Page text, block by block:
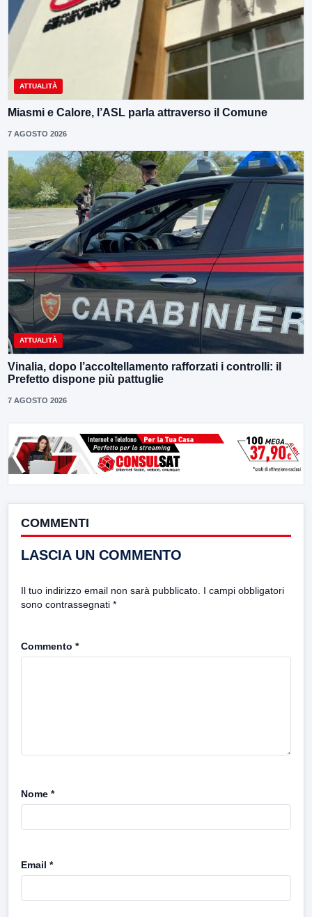
ATTUALITÀ
Miasmi e Calore, l’ASL parla attraverso il Comune
7 AGOSTO 2026
ATTUALITÀ
Vinalia, dopo l’accoltellamento rafforzati i controlli: il
Prefetto dispone più pattuglie
7 AGOSTO 2026
COMMENTI
LASCIA UN COMMENTO
Il tuo indirizzo email non sarà pubblicato. I campi obbligatori
sono contrassegnati *
Commento *
Nome *
Email *